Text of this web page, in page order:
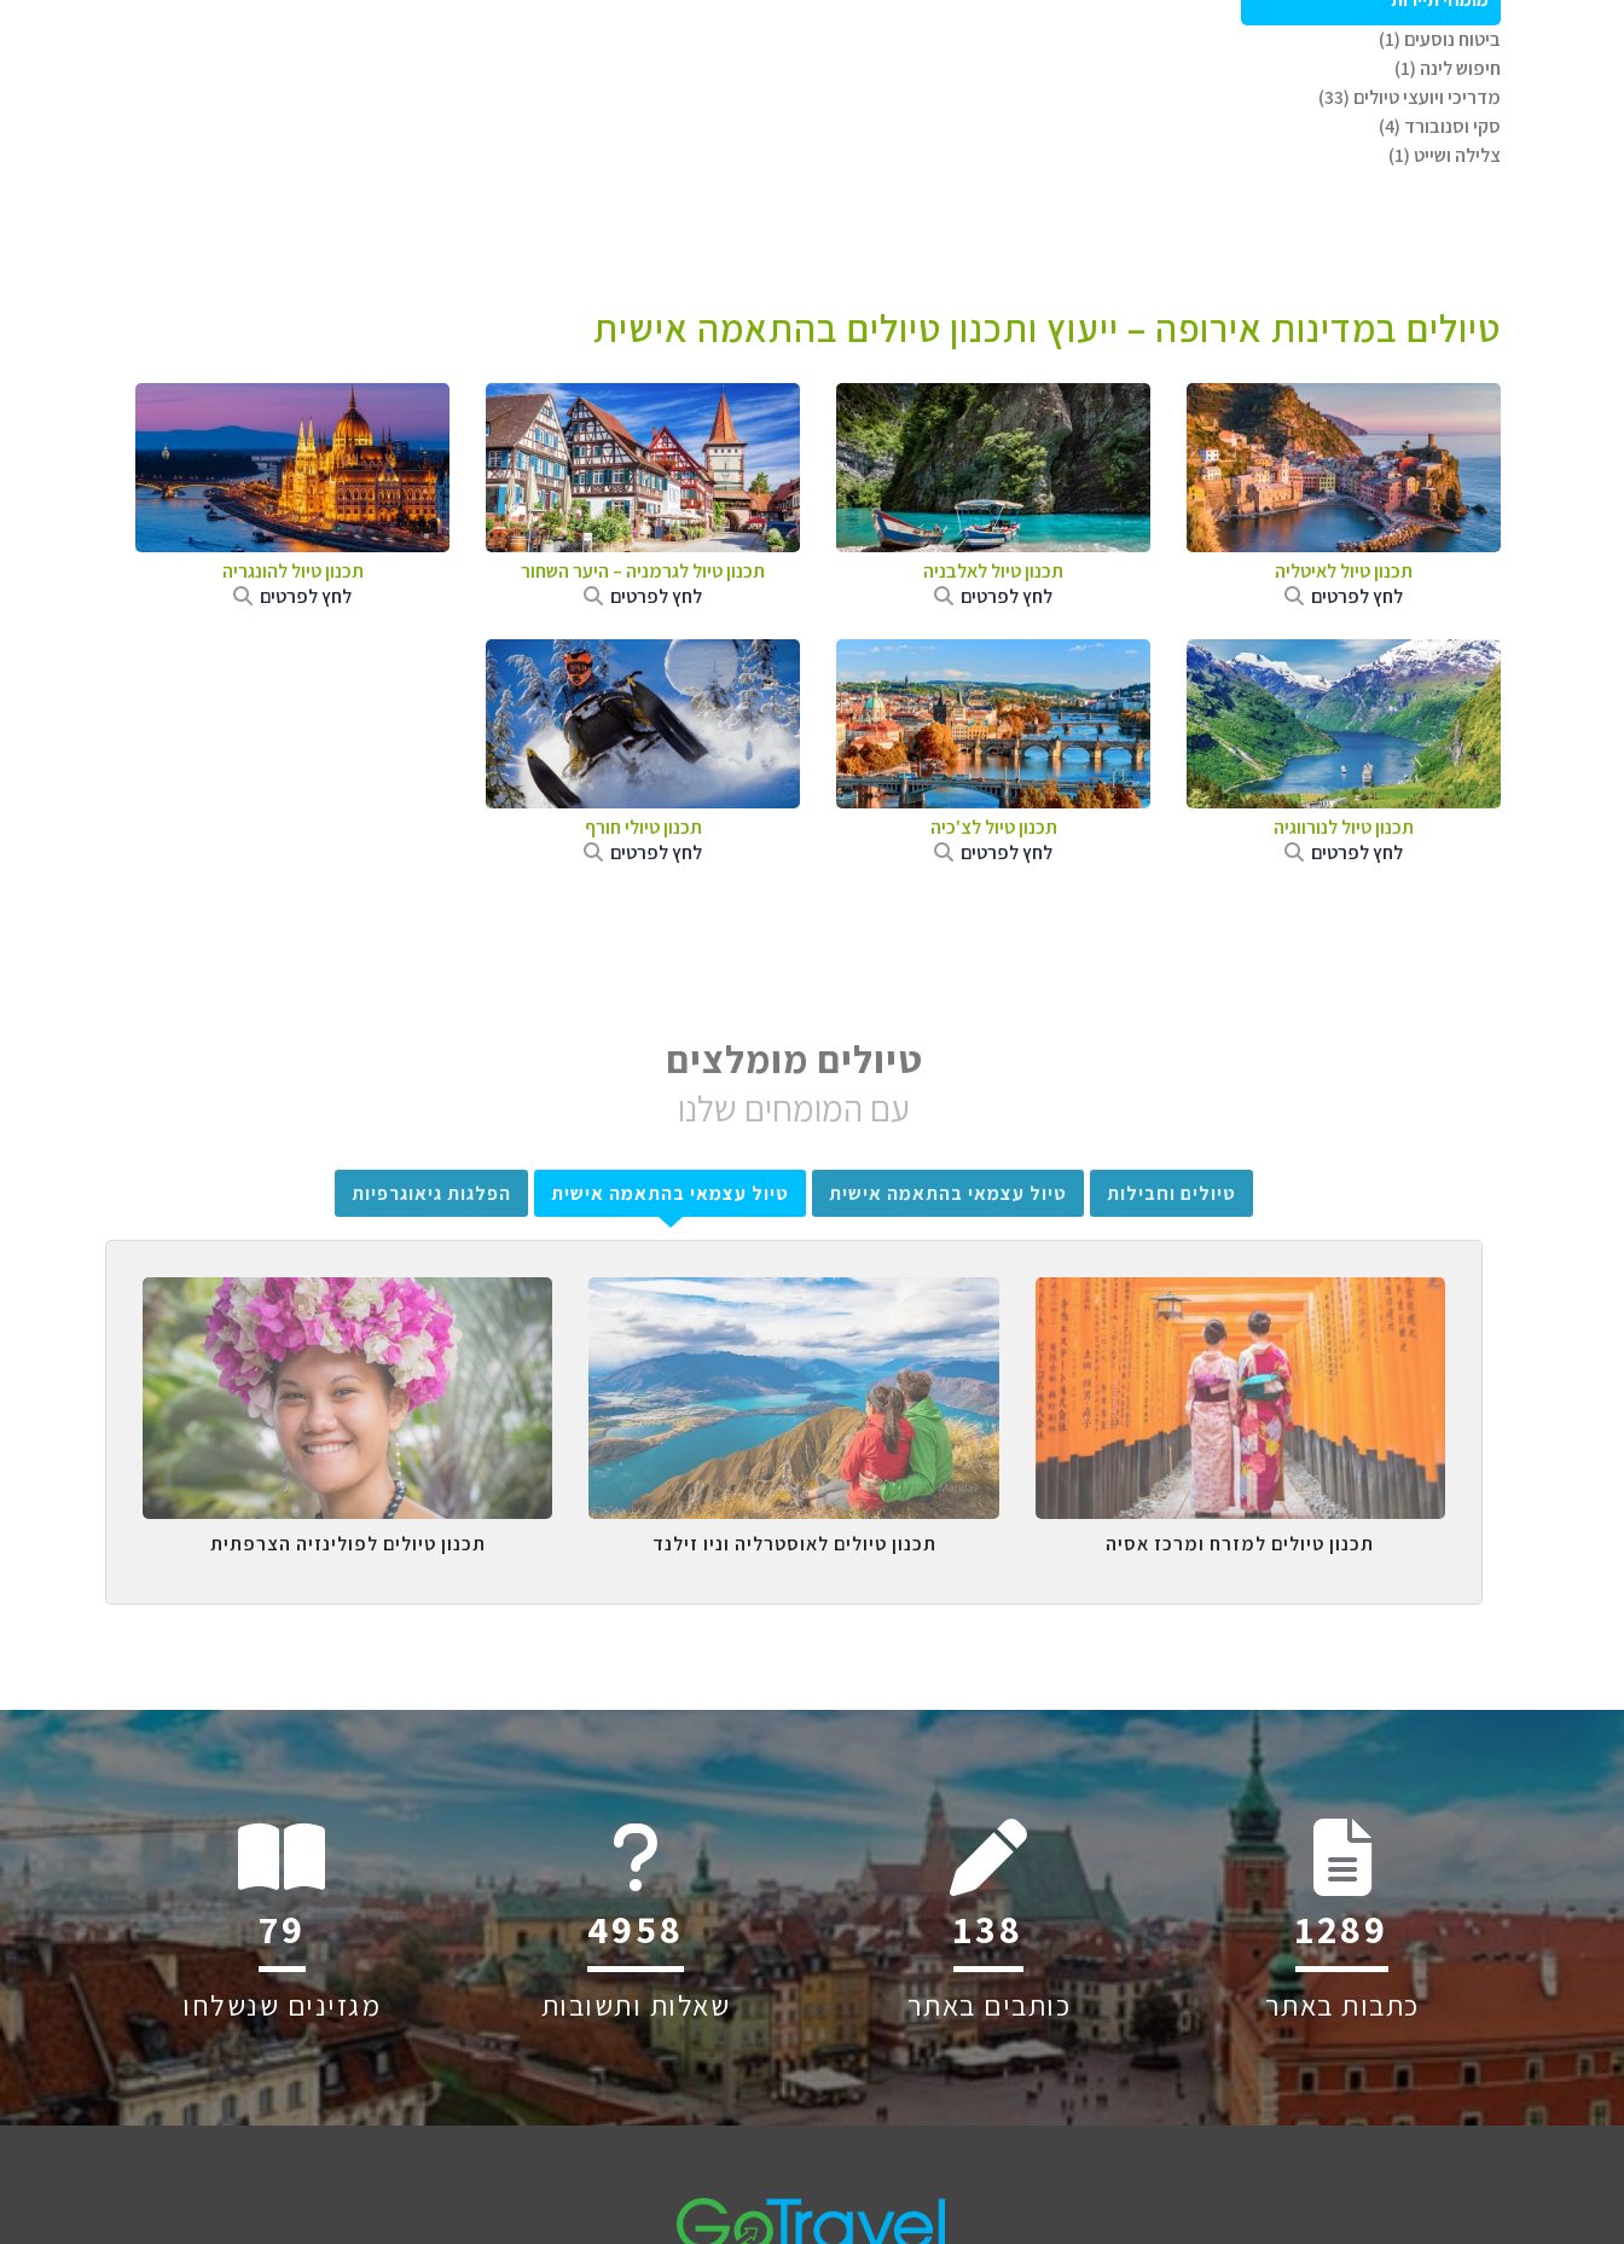
ביטוח נוסעים (1)
חיפוש לינה (1)
מדריכי ויועצי טיולים (33)
סקי וסנובורד (4)
צלילה ושייט (1)
טיולים במדינות אירופה – ייעוץ ותכנון טיולים בהתאמה אישית
תכנון טיול לאיטליה
לחץ לפרטים
תכנון טיול לאלבניה
לחץ לפרטים
תכנון טיול לגרמניה – היער השחור
לחץ לפרטים
תכנון טיול להונגריה
לחץ לפרטים
תכנון טיול לנורווגיה
לחץ לפרטים
תכנון טיול לצ'כיה
לחץ לפרטים
תכנון טיולי חורף
לחץ לפרטים
טיולים מומלצים
עם המומחים שלנו
טיולים וחבילות טיול עצמאי בהתאמה אישית טיול עצמאי בהתאמה אישית הפלגות גיאוגרפיות
תכנון טיולים למזרח ומרכז אסיה תכנון טיולים לאוסטרליה וניו זילנד תכנון טיולים לפולינזיה הצרפתית
121
מגזינים שנשלחו
6045
שאלות ותשובות
212
כותבים באתר
1971
כתבות באתר